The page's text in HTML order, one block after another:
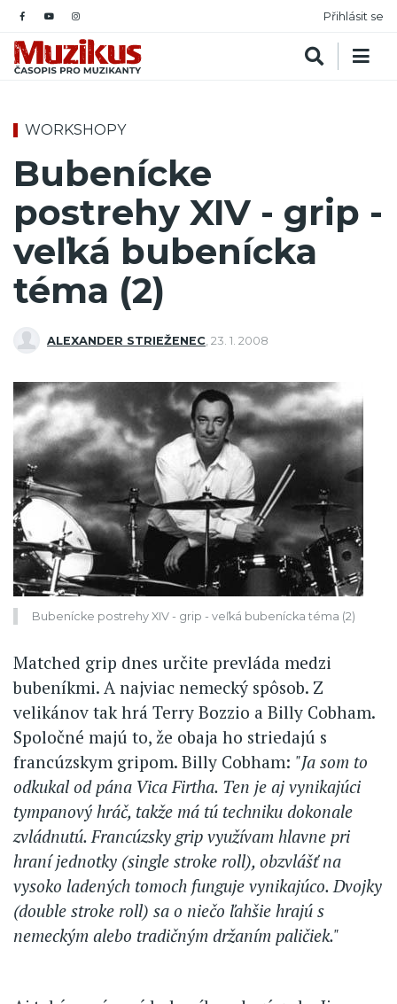
Přihlásit se
WORKSHOPY
Bubenícke
postrehy XIV - grip -
veľká bubenícka
téma (2)
ALEXANDER STRIEŽENEC 23. 1. 2008
Bubenícke postrehy XIV - grip - veľká bubenícka téma (2)
Matched grip dnes určite prevláda medzi
bubeníkmi. A najviac nemecký spôsob. Z
velikánov tak hrá Terry Bozzio a Billy Cobham.
Spoločné majú to, že obaja ho striedajú s
francúzskym gripom. Billy Cobham: "Ja som to
odkukal od pána Vica Firtha. Ten je aj vynikajúci
tympanový hráč, takže má tú techniku dokonale
zvládnutú. Francúzsky grip využívam hlavne pri
hraní jednotky (single stroke roll), obzvlášť na
vysoko ladených tomoch funguje vynikajúco. Dvojky
(double stroke roll) sa o niečo ľahšie hrajú s
nemeckým alebo tradičným držaním paličiek."